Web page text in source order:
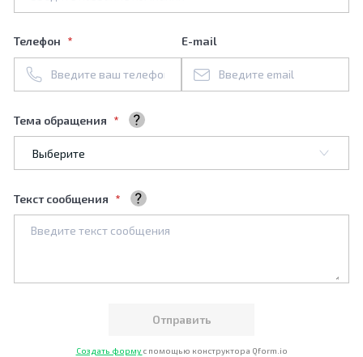
Телефон E-mail
Тема обращения
Текст сообщения
Создать форму с помощью конструктора Qform.io